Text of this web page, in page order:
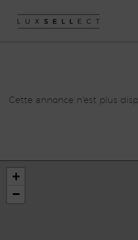
Cette annonce n'est plus
+
−